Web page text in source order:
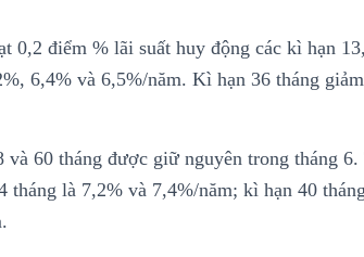
0,2 điểm % lãi suất huy động các kì hạn
6,4% và 6,5%/năm. Kì hạn 36 tháng
60 tháng được giữ nguyên trong tháng
tháng là 7,2% và 7,4%/năm; kì hạn 40